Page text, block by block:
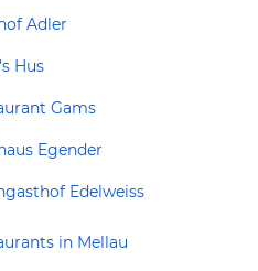
Adler
Hus
Gams
Egender
Edelweiss
in Mellau